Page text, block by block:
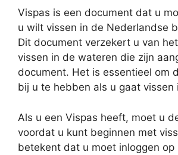
Vispas is een document dat u
u wilt vissen in de Nederlandse
Dit document verzekert u van
vissen in de wateren die zijn
document. Het is essentieel om
bij u te hebben als u gaat vissen
Als u een Vispas heeft, moet u
voordat u kunt beginnen met
betekent dat u moet inloggen